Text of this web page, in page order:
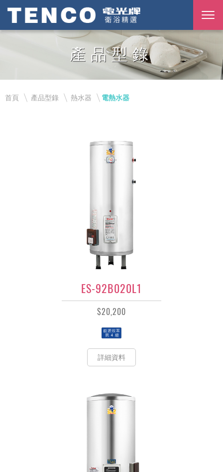
產品型錄
首頁 產品型錄 熱水器 電熱水器
ES-92B020L1
$20,200
詳細資料